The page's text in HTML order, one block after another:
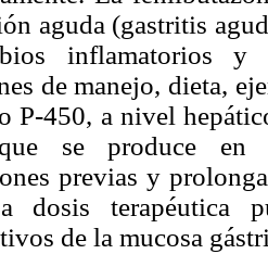
aguda (gastritis
inflamatorios y
de manejo, dieta,
P-450, a nivel
se produce en
previas y
dosis terapéutica
de la mucosa